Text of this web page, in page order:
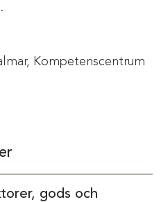
Kompetenscentrum
gods och